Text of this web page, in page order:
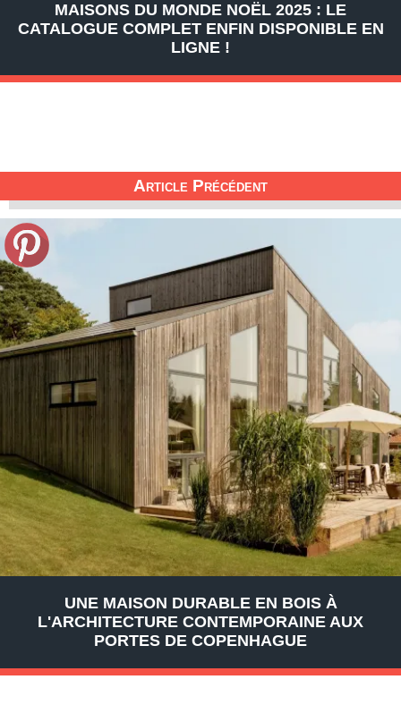
MAISONS DU MONDE NOËL 2025 : LE
CATALOGUE COMPLET ENFIN DISPONIBLE EN
LIGNE !
Article Précédent
UNE MAISON DURABLE EN BOIS À
L'ARCHITECTURE CONTEMPORAINE AUX
PORTES DE COPENHAGUE